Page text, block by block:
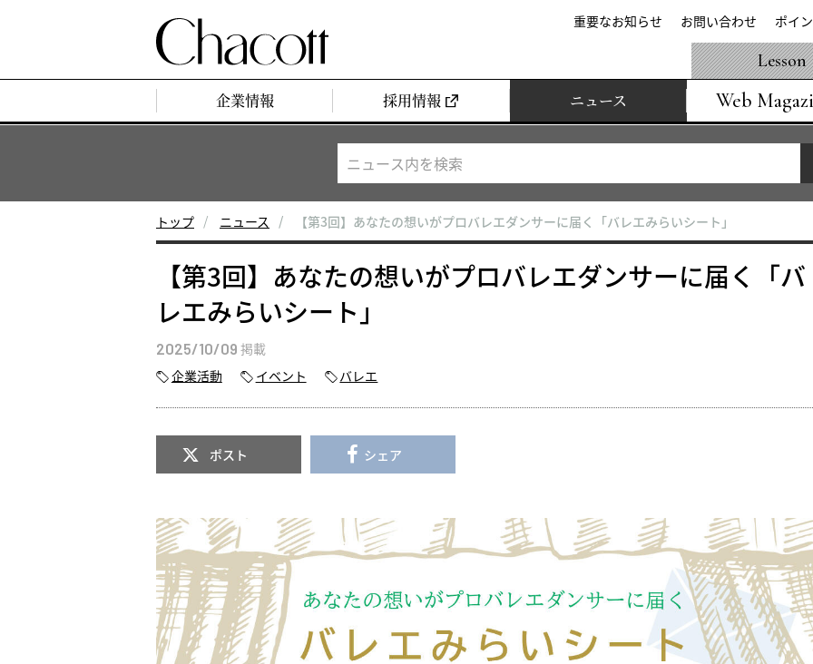
重要なお知らせ お問い合わせ ポイ
企業情報 採用情報 ニュース Web
Lesson
トップ ニュース 【第3回】あなたの想いがプロバレエダンサーに届く「バレエみらいシート」
【第3回】あなたの想いがプロバレエダンサーに届く「バ
レエみらいシート」
2025/10/09 掲載
企業活動
イベント バレエ
ポスト シェア